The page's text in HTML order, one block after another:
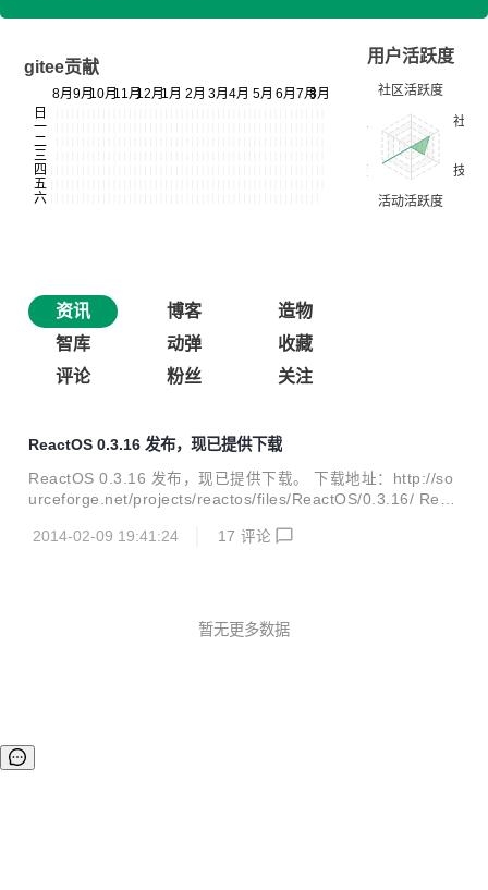
gitee贡献
用户活跃度
资讯 博客
造物
智库
动弹
收藏
评论
粉丝 关注
ReactOS 0.3.16 发布，现已提供下载
ReactOS 0.3.16 发布，现已提供下载。 下载地址：http://so
urceforge.net/projects/reactos/files/ReactOS/0.3.16/ Reac
t Windows® XP 的操作系统。ReactOS 旨在通过使用类似构
任何人都可以免费使用的 FOSS(Free and open source soft
2014-02-09 19:41:24 17 评论
暂无更多数据